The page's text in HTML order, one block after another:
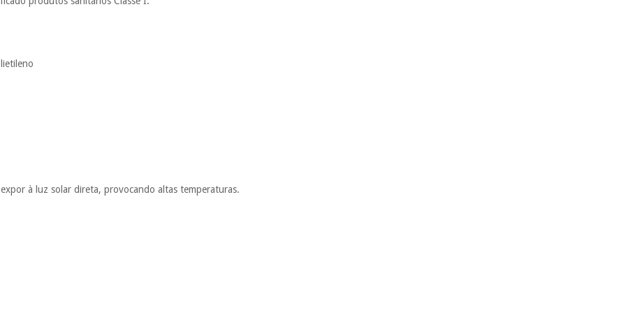
à luz solar direta, provocando altas temperaturas.